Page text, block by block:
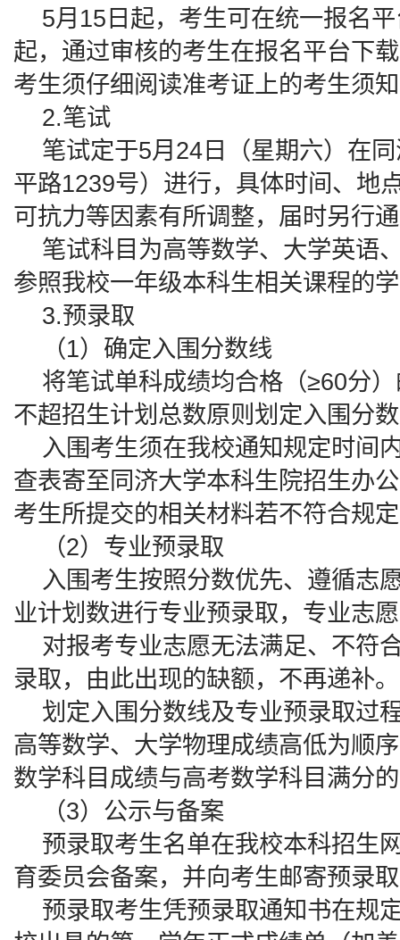
5月15日起，考生可在统一报名
起，通过审核的考生在报名平台下
考生须仔细阅读准考证上的考生须
2.笔试
笔试定于5月24日（星期六）在
平路1239号）进行，具体时间、地
可抗力等因素有所调整，届时另行
笔试科目为高等数学、大学英语
参照我校一年级本科生相关课程的
3.预录取
（1）确定入围分数线
将笔试单科成绩均合格（≥60分
不超招生计划总数原则划定入围分
入围考生须在我校通知规定时间
查表寄至同济大学本科生院招生办
考生所提交的相关材料若不符合规
（2）专业预录取
入围考生按照分数优先、遵循志
业计划数进行专业预录取，专业志
对报考专业志愿无法满足、不符
录取，由此出现的缺额，不再递补。
划定入围分数线及专业预录取过
高等数学、大学物理成绩高低为顺
数学科目成绩与高考数学科目满分
（3）公示与备案
预录取考生名单在我校本科招生
育委员会备案，并向考生邮寄预录
预录取考生凭预录取通知书在规